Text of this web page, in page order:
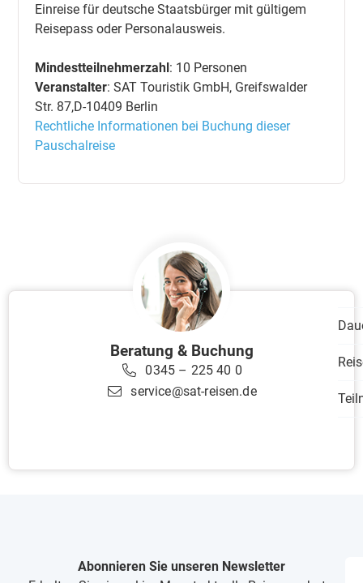
Einreise für deutsche Staatsbürger mit gültigem
Reisepass oder Personalausweis.
Mindestteilnehmerzahl: 10 Personen
Veranstalter: SAT Touristik GmbH, Greifswalder
Str. 87,D-10409 Berlin
Rechtliche Informationen bei Buchung dieser
Pauschalreise
Beratung & Buchung
0345 – 225 40 0
service@sat-reisen.de
Abonnieren Sie unseren Newsletter